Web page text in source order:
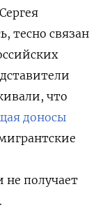
тесно связан
что
доносы
не получает